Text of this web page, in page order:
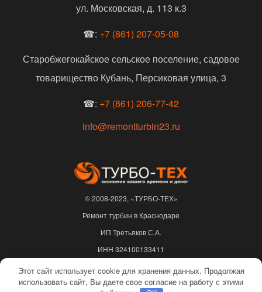
ул. Московская, д. 113 к.3
☎: +7 (861) 207-05-08
Старобжегокайское сельское поселение, садовое
товарищество Кубань, Персиковая улица, 3
☎: +7 (861) 206-77-42
info@remontturbin23.ru
© 2008-2023, «ТУРБО-ТЕХ»
Ремонт турбин в Краснодаре
ИП Третьяков С.А.
ИНН 324100133411
ОГРНИП 310325622500217
Не является публичной офертой |Политика конфиденциальности
Этот сайт использует cookie для хранения данных. Продолжая
использовать сайт, Вы даете свое согласие на работу с этими